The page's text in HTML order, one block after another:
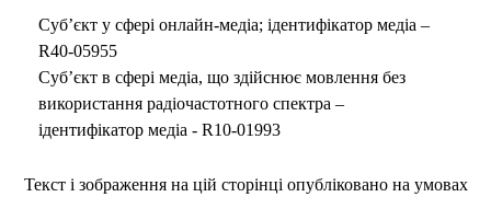
Суб’єкт у сфері онлайн-медіа; ідентифікатор медіа –
R40-05955
Суб’єкт в сфері медіа, що здійснює мовлення без
використання радіочастотного спектра –
ідентифікатор медіа - R10-01993
Текст і зображення на цій сторінці опубліковано на умовах